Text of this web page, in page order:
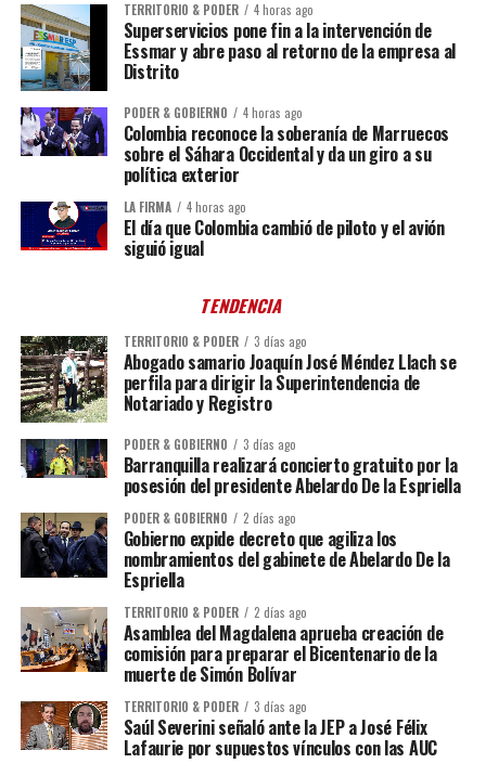
TERRITORIO & PODER 4 horas ago
Superservicios pone fin a la intervención de
Essmar y abre paso al retorno de la empresa al
Distrito
PODER & GOBIERNO 4 horas ago
Colombia reconoce la soberanía de Marruecos
sobre el Sáhara Occidental y da un giro a su
política exterior
LA FIRMA 4 horas ago
El día que Colombia cambió de piloto y el avión
siguió igual
TENDENCIA
TERRITORIO & PODER 3 días ago
Abogado samario Joaquín José Méndez Llach se
perfila para dirigir la Superintendencia de
Notariado y Registro
PODER & GOBIERNO 3 días ago
Barranquilla realizará concierto gratuito por la
posesión del presidente Abelardo De la Espriella
PODER & GOBIERNO 2 días ago
Gobierno expide decreto que agiliza los
nombramientos del gabinete de Abelardo De la
Espriella
TERRITORIO & PODER 2 días ago
Asamblea del Magdalena aprueba creación de
comisión para preparar el Bicentenario de la
muerte de Simón Bolívar
TERRITORIO & PODER 3 días ago
Saúl Severini señaló ante la JEP a José Félix
Lafaurie por supuestos vínculos con las AUC